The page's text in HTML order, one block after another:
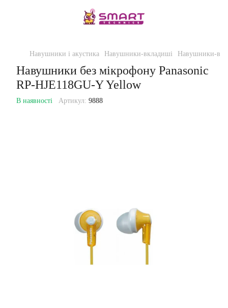
Навушники і акустика Навушники-вкладиші Навушники-
Навушники без мікрофону Panasonic
RP-HJE118GU-Y Yellow
В наявності Артикул: 9888